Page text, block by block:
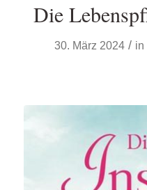
Die
30. März 2024 / in